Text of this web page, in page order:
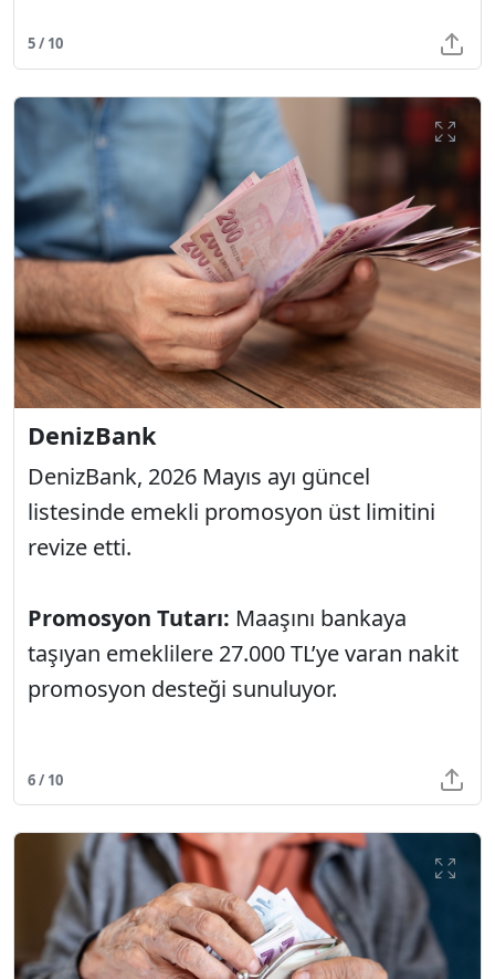
5 / 10
DenizBank
DenizBank, 2026 Mayıs ayı güncel
listesinde emekli promosyon üst limitini
revize etti.
Promosyon Tutarı: Maaşını bankaya
taşıyan emeklilere 27.000 TL’ye varan nakit
promosyon desteği sunuluyor.
6 / 10